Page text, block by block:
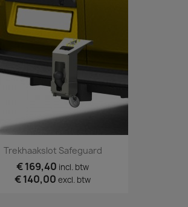
Trekhaakslot Safeguard
€ 169,40 incl. btw
€ 140,00 excl. btw